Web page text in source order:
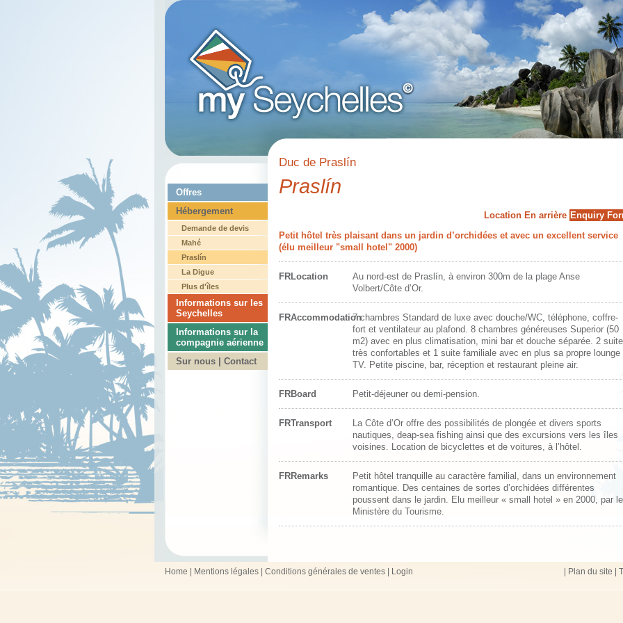
Offres
Hébergement
Demande de devis
Mahé
Praslín
La Digue
Plus d'îles
Informations sur les
Seychelles
Informations sur la
compagnie aérienne
Sur nous | Contact
Duc de Praslín
Praslín
Location En arrière Enquiry
Petit hôtel très plaisant dans un jardin d’orchidées et avec un excellent service
(élu meilleur "small hotel" 2000)
FRLocation
Au nord-est de Praslín, à environ 300m de la plage Anse
Volbert/Côte d’Or.
FRAccommodation7 chambres Standard de luxe avec douche/WC, téléphone, coffre-
fort et ventilateur au plafond. 8 chambres généreuses Superior (50
m2) avec en plus climatisation, mini bar et douche séparée. 2
très confortables et 1 suite familiale avec en plus sa propre lounge
TV. Petite piscine, bar, réception et restaurant pleine air.
FRBoard Petit-déjeuner ou demi-pension.
FRTransport
La Côte d’Or offre des possibilités de plongée et divers sports
nautiques, deap-sea fishing ainsi que des excursions vers les îles
voisines. Location de bicyclettes et de voitures, à l’hôtel.
FRRemarks
Petit hôtel tranquille au caractère familial, dans un environnement
romantique. Des centaines de sortes d’orchidées différentes
poussent dans le jardin. Elu meilleur « small hotel » en 2000, par le
Ministère du Tourisme.
Home Mentions légales Conditions générales de ventes Login Plan du site